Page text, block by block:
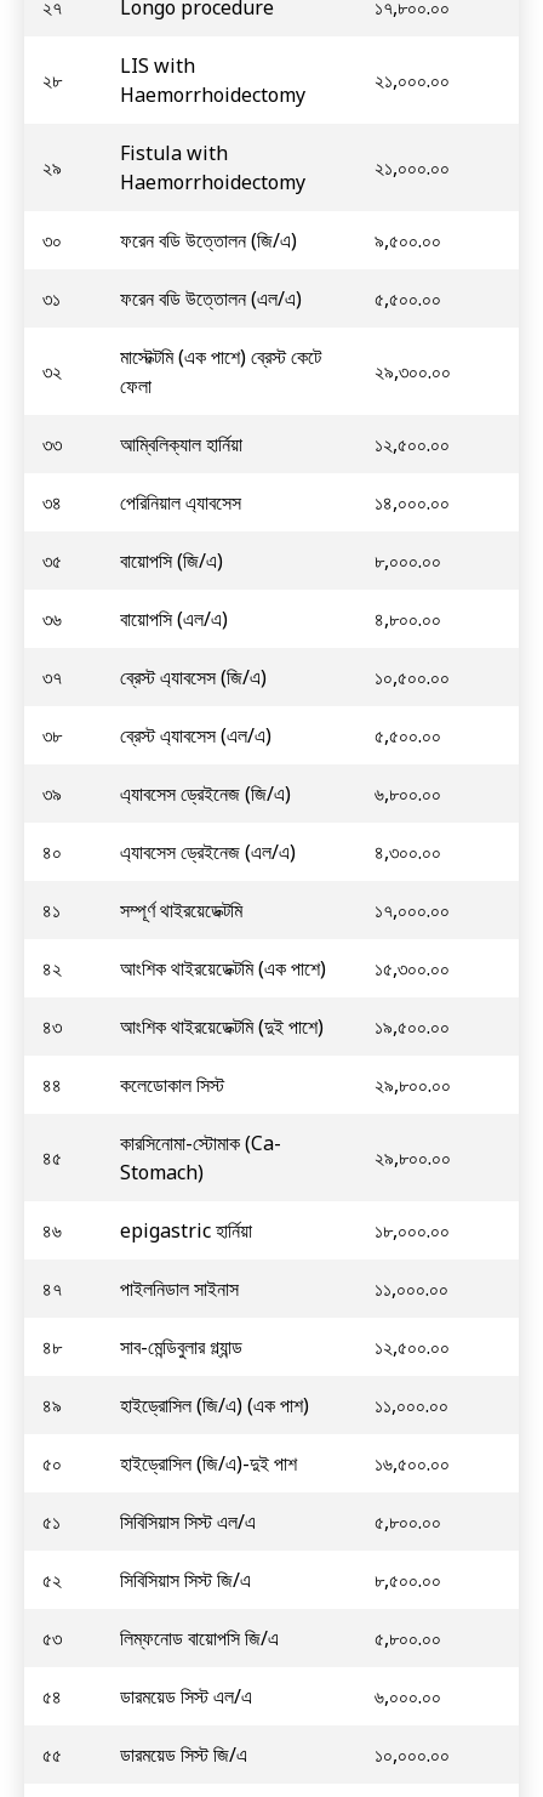
২৭ Longo procedure ১৭,৮০০.০০
২৮
LIS with
Haemorrhoidectomy
২১,০০০.০০
২৯
Fistula with
Haemorrhoidectomy
২১,০০০.০০
৩০ ফরেন বডি উত্তোলন (জি/এ) ৯,৫০০.০০
৩১ ফরেন বডি উত্তোলন (এল/এ) ৫,৫০০.০০
৩২
মাস্টেক্টমি (এক পাশে) ব্রেস্ট কেটে
ফেলা
২৯,৩০০.০০
৩৩ আম্বিলিক্যাল হার্নিয়া ১২,৫০০.০০
৩৪ পেরিনিয়াল এ্যাবসেস ১৪,০০০.০০
৩৫ বায়োপসি (জি/এ) ৮,০০০.০০
৩৬ বায়োপসি (এল/এ) ৪,৮০০.০০
৩৭ ব্রেস্ট এ্যাবসেস (জি/এ) ১০,৫০০.০০
৩৮ ব্রেস্ট এ্যাবসেস (এল/এ) ৫,৫০০.০০
৩৯ এ্যাবসেস ড্রেইনেজ (জি/এ) ৬,৮০০.০০
৪০ এ্যাবসেস ড্রেইনেজ (এল/এ) ৪,৩০০.০০
৪১ সম্পূর্ণ থাইরয়েডেক্টমি ১৭,০০০.০০
৪২ আংশিক থাইরয়েডেক্টমি (এক পাশে) ১৫,৩০০.০০
৪৩ আংশিক থাইরয়েডেক্টমি (দুই পাশে) ১৯,৫০০.০০
৪৪ কলেডোকাল সিস্ট ২৯,৮০০.০০
৪৫
কারসিনোমা-স্টোমাক (Ca-
Stomach)
২৯,৮০০.০০
৪৬ epigastric হার্নিয়া ১৮,০০০.০০
৪৭ পাইলনিডাল সাইনাস ১১,০০০.০০
৪৮ সাব-মেন্ডিবুলার গ্ল্যান্ড ১২,৫০০.০০
৪৯ হাইড্রোসিল (জি/এ) (এক পাশ) ১১,০০০.০০
৫০ হাইড্রোসিল (জি/এ)-দুই পাশ ১৬,৫০০.০০
৫১ সিবিসিয়াস সিস্ট এল/এ ৫,৮০০.০০
৫২ সিবিসিয়াস সিস্ট জি/এ ৮,৫০০.০০
৫৩ লিম্ফনোড বায়োপসি জি/এ ৫,৮০০.০০
৫৪ ডারময়েড সিস্ট এল/এ ৬,০০০.০০
৫৫ ডারময়েড সিস্ট জি/এ ১০,০০০.০০